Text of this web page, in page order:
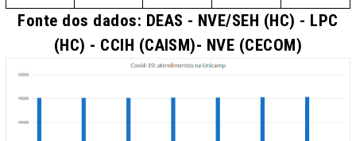
Fonte dos dados: DEAS - NVE/SEH (HC) - LPC
(HC) - CCIH (CAISM)- NVE (CECOM)